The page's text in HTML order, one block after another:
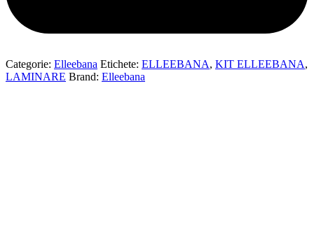
Categorie: Elleebana Etichete: ELLEEBANA, KIT ELLEEBANA,
LAMINARE Brand: Elleebana